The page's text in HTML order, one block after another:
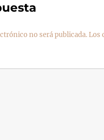
no será publicada.Los